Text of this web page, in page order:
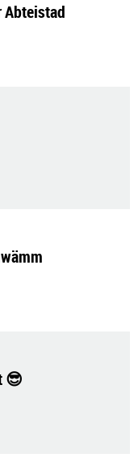
Abteistad
😎